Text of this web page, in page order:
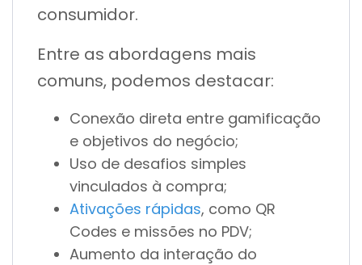
consumidor.
Entre as abordagens mais
comuns, podemos destacar:
Conexão direta entre gamificação
e objetivos do negócio;
Uso de desafios simples
vinculados à compra;
Ativações rápidas, como QR
Codes e missões no PDV;
Aumento da interação do